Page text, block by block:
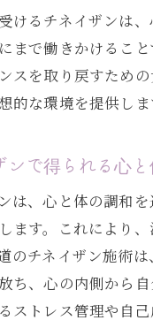
けるチネイザンは
まで働きかけるこ
スを取り戻すため
的な環境を提供し
ンで得られる心
は、心と体の調和
ます。これにより
のチネイザン施術
ち、心の内側から
ストレス管理や自